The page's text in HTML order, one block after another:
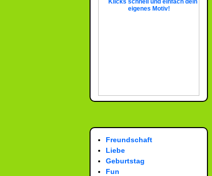
Freundschaft
Liebe
Geburtstag
Fun